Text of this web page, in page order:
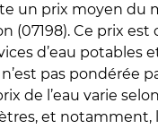
un prix moyen du
(07198). Ce prix
d’eau potables
pas pondérée
de l’eau varie
et notamment,